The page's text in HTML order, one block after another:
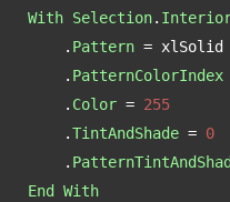
With Selection.
. Pattern = xlSolid
. PatternColorIndex
. Color = 255
.TintAndShade = 0
.
End
With